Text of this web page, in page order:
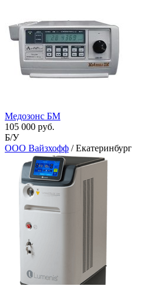
Медозонс БМ
105 000 руб.
Б/У
ООО Вайзхофф / Екатеринбург